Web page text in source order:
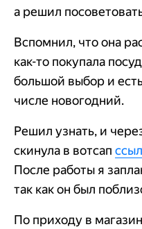
а решил
Вспомнил, что она
как-то покупала
большой выбор и
числе новогодний.
Решил узнать, и
скинула в вотсап
После работы я
так как он был
По приходу в